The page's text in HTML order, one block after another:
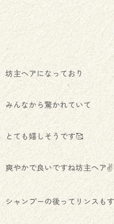
坊主ヘアになっており
みんなから驚かれていて
とても嬉しそうです🥰
爽やかで良いですね坊主ヘア✌️
シャンプーの後ってリンスも